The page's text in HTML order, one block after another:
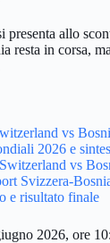
presenta allo
resta in corsa,
vs
2026 e
vs
Svizzera-
e risultato finale
2026, ore